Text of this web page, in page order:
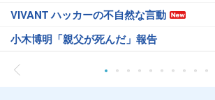
VIVANT ハッカーの不自然な言動
小木博明「親父が死んだ」報告